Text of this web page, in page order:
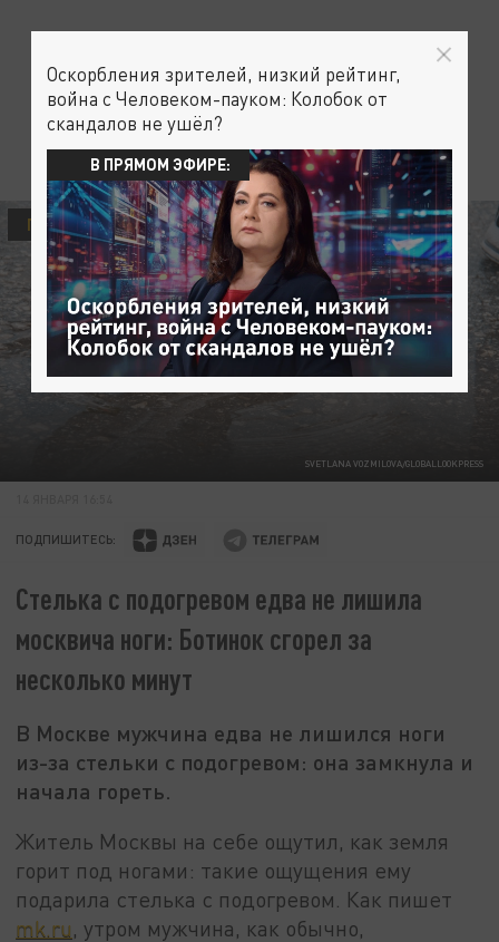
SVETLANA VOZMILOVA/GLOBALLOOKPRESS
ПРОИСШЕСТВИЯ
ПОДПИШИТЕСЬ:
Стелька с подогревом едва не лишила
москвича ноги: Ботинок сгорел за
несколько минут
В Москве мужчина едва не лишился ноги
из-за стельки с подогревом: она замкнула и
начала гореть.
Житель Москвы на себе ощутил, как земля
горит под ногами: такие ощущения ему
подарила стелька с подогревом. Как пишет
mk.ru, утром мужчина, как обычно,
Оскорбления зрителей, низкий рейтинг,
война с Человеком-пауком: Колобок от
скандалов не ушёл?
В ПРЯМОМ ЭФИРЕ: